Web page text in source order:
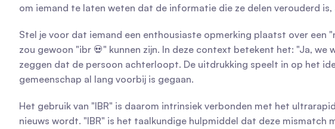
om iemand te laten weten dat de informatie die ze delen verouderd
Stel je voor dat iemand een enthousiaste opmerking plaatst over
zou gewoon "ibr 💀" kunnen zijn. In deze context betekent het: "Ja,
zeggen dat de persoon achterloopt. De uitdrukking speelt in op het
gemeenschap al lang voorbij is gegaan.
Het gebruik van "IBR" is daarom intrinsiek verbonden met het
nieuws wordt. "IBR" is het taalkundige hulpmiddel dat deze